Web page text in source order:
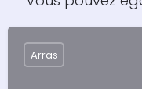
Arras